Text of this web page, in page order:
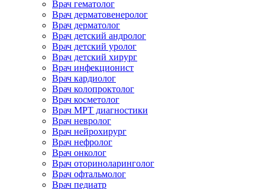
Врач гематолог
Врач дерматовенеролог
Врач дерматолог
Врач детский андролог
Врач детский уролог
Врач детский хирург
Врач инфекционист
Врач кардиолог
Врач колопроктолог
Врач косметолог
Врач МРТ диагностики
Врач невролог
Врач нейрохирург
Врач нефролог
Врач онколог
Врач оториноларинголог
Врач офтальмолог
Врач педиатр